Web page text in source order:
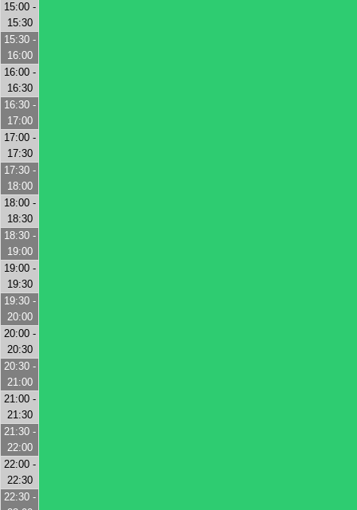
15:00 -
15:30
15:30 -
16:00
16:00 -
16:30
16:30 -
17:00
17:00 -
17:30
17:30 -
18:00
18:00 -
18:30
18:30 -
19:00
19:00 -
19:30
19:30 -
20:00
20:00 -
20:30
20:30 -
21:00
21:00 -
21:30
21:30 -
22:00
22:00 -
22:30
22:30 -